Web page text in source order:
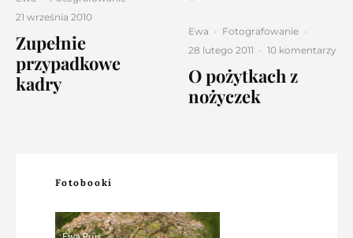
21 września 2010
Zupełnie
przypadkowe
kadry
Ewa · Fotografowanie ·
28 lutego 2011 · 10 komentarzy
O pożytkach z
nożyczek
Fotobooki